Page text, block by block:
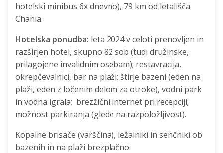
hotelski minibus 6x dnevno), 79 km od letališča
Chania.
Hotelska ponudba: leta 2024 v celoti prenovljen in
razširjen hotel, skupno 82 sob (tudi družinske,
prilagojene invalidnim osebam); restavracija,
okrepčevalnici, bar na plaži; štirje bazeni (eden na
plaži, eden z ločenim delom za otroke), vodni park
in vodna igrala; brezžični internet pri recepciji;
možnost parkiranja (glede na razpoložljivost).
Kopalne brisače (varščina), ležalniki in senčniki ob
bazenih in na plaži brezplačno.